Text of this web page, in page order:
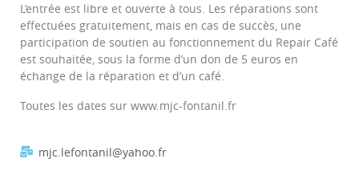
L’entrée est libre et ouverte à tous. Les réparations sont
effectuées gratuitement, mais en cas de succès, une
participation de soutien au fonctionnement du Repair Café
est souhaitée, sous la forme d’un don de 5 euros en
échange de la réparation et d’un café.
Toutes les dates sur www.mjc-fontanil.fr
mjc.lefontanil@yahoo.fr